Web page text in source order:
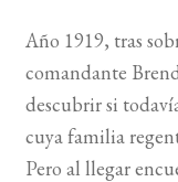
Año 1919, tras
comandante
descubrir si
cuya familia
Pero al llegar